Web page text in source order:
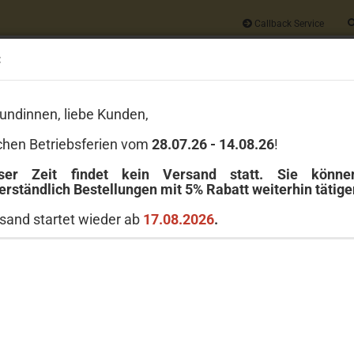
liebe Kunden,
Betriebsferien vom 28.07.26 - 14.08.26!
Zeit findet kein Versand statt. Sie
Bestellungen mit 5% Rabatt weiterhin
startet wieder ab 17.08.2026.
Callback Service
Versandkostenfrei ab 40 Euro
GREENLEAF MICHEL DESIGN WORKS MILLEFIORI MILANO
Reed Diffuser Refill 250 ml
d´Arancio
ml